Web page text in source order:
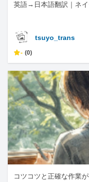
英語→日本語翻訳｜ネ
tsuyo_trans
- (0)
コツコツと正確な作業